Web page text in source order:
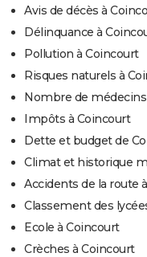
Avis de décès à
Délinquance à
Pollution à Coincourt
Risques naturels à
Nombre de
Impôts à Coincourt
Dette et budget de
Climat et historique
Accidents de la route
Classement des
Ecole à Coincourt
Crèches à Coincourt